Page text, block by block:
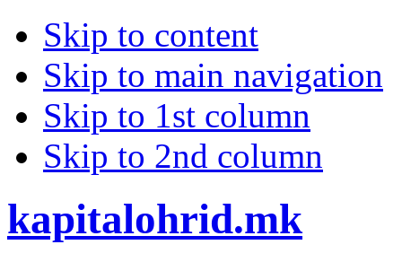
Skip to content
Skip to main navigation
Skip to 1st column
Skip to 2nd column
kapitalohrid.mk